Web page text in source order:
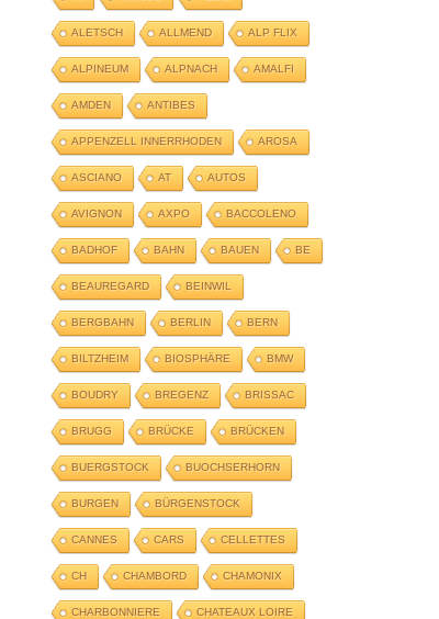
ALETSCH ALLMEND ALP FLIX
ALPINEUM ALPNACH AMALFI
AMDEN ANTIBES
APPENZELL INNERRHODEN AROSA
ASCIANO AT AUTOS
AVIGNON AXPO BACCOLENO
BADHOF BAHN BAUEN BE
BEAUREGARD BEINWIL
BERGBAHN BERLIN BERN
BILTZHEIM BIOSPHÄRE BMW
BOUDRY BREGENZ BRISSAC
BRUGG BRÜCKE BRÜCKEN
BUERGSTOCK BUOCHSERHORN
BURGEN BÜRGENSTOCK
CANNES CARS CELLETTES
CH CHAMBORD CHAMONIX
CHARBONNIERE CHATEAUX LOIRE